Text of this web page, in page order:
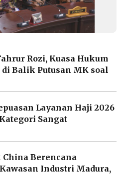
Rozi, Kuasa Hukum
di Balik Putusan MK soal
Layanan Haji 2026
Sangat
Berencana
Industri Madura,